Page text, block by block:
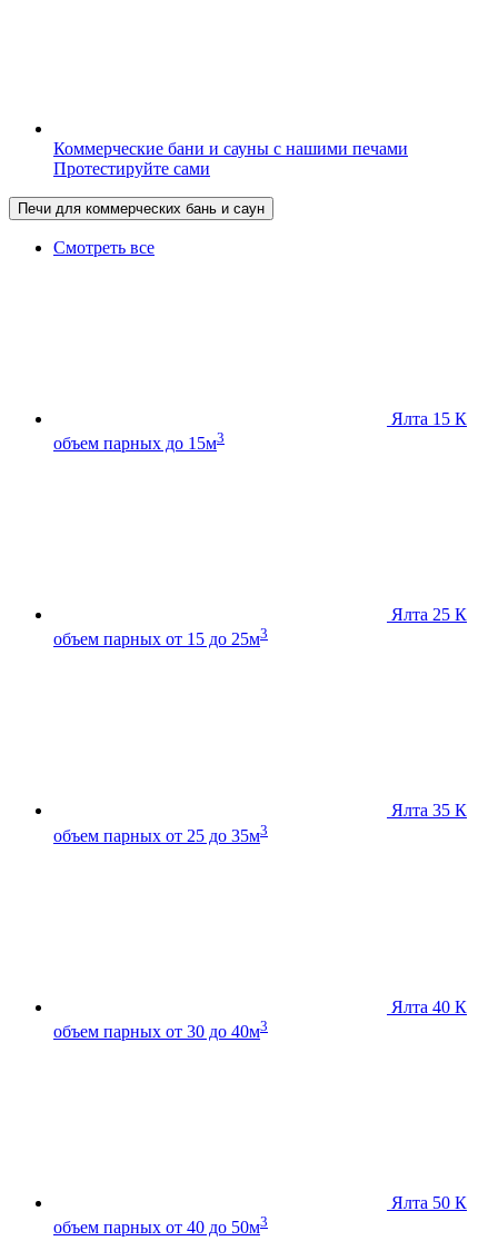
Коммерческие бани и сауны с нашими печами
Протестируйте сами
Печи для коммерческих бань и саун
Смотреть все
Ялта 15 К
объем парных до 15м3
Ялта 25 К
объем парных от 15 до 25м3
Ялта 35 К
объем парных от 25 до 35м3
Ялта 40 К
объем парных от 30 до 40м3
Ялта 50 К
объем парных от 40 до 50м3